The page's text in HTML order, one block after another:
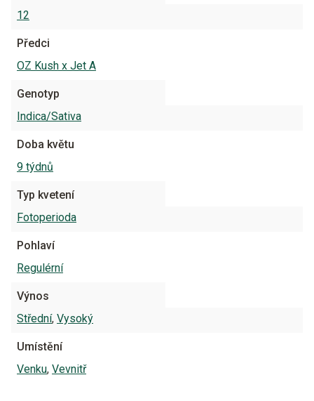
12
Předci
OZ Kush x Jet A
Genotyp
Indica/Sativa
Doba květu
9 týdnů
Typ kvetení
Fotoperioda
Pohlaví
Regulérní
Výnos
Střední, Vysoký
Umístění
Venku, Vevnitř